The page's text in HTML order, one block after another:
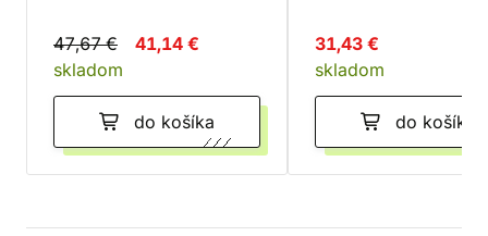
47,67 €
41,14 €
skladom
do košíka
31,43 €
skladom
do košíka